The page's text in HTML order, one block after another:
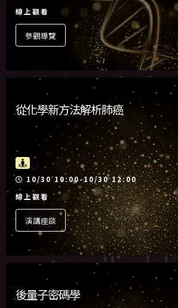
線上觀看
參觀導覽
從化學新方法解析肺癌
活動時間
10/30 10:00-10/30 12:00
線上觀看
演講座談
後量子密碼學